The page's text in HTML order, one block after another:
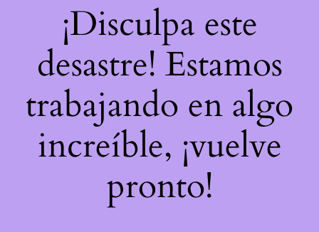
¡Disculpa este
desastre! Estamos
trabajando en algo
increíble, ¡vuelve
pronto!